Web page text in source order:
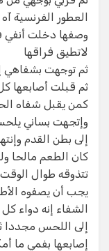
العطور الفرنسية
وصفها دخلت
لاتطيق فراقها
ثم توجهت بشفاهي
ثم قبلت أصابعها
كمن يقبل شفاه
وإتجهت بساني
إلى بطن القدم
كان الطعم مالحا
تتذوقه طوال
يجب أن يصفوه
الشفاء إنه دواء
إلى اللحس مجددا
إصابعها بفمي ما